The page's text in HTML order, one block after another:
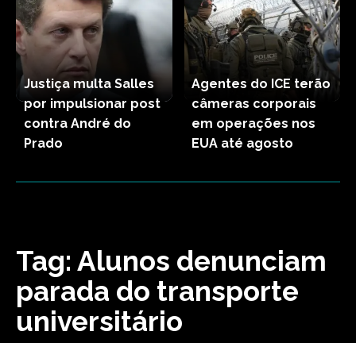
Justiça multa Salles
por impulsionar post
contra André do
Prado
Agentes do ICE terão
câmeras corporais
em operações nos
EUA até agosto
Tag: Alunos denunciam
parada do transporte
universitário